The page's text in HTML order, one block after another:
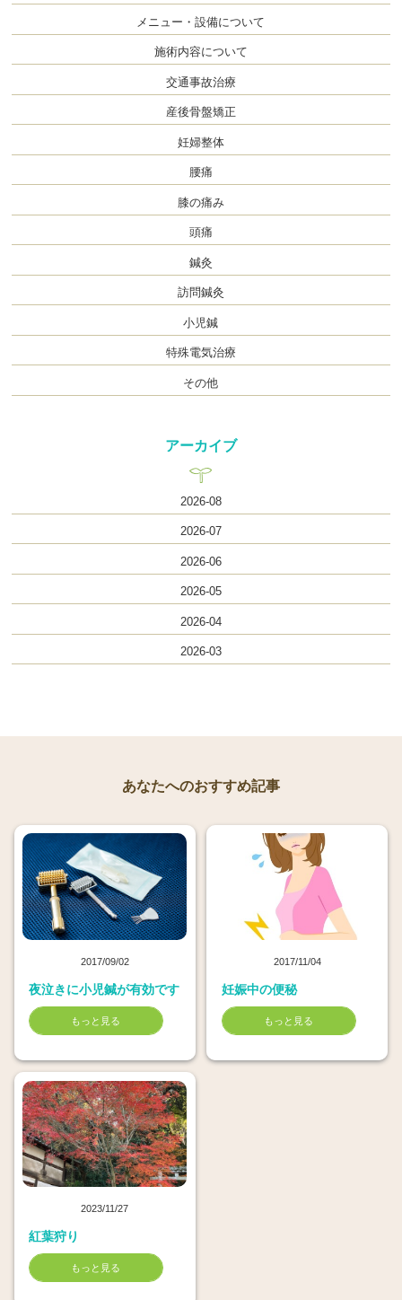
メニュー・設備について
施術内容について
交通事故治療
産後骨盤矯正
妊婦整体
腰痛
膝の痛み
頭痛
鍼灸
訪問鍼灸
小児鍼
特殊電気治療
その他
アーカイブ
2026-08
2026-07
2026-06
2026-05
2026-04
2026-03
あなたへのおすすめ記事
2017/09/02
夜泣きに小児鍼が有効です
もっと見る
2017/11/04
妊娠中の便秘
もっと見る
2023/11/27
紅葉狩り
もっと見る